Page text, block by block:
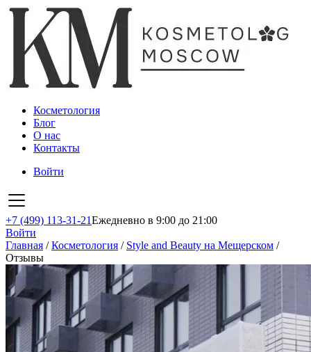
Косметология
Блог
О нас
Контакты
Войти
+7 (499) 113-31-21Ежедневно в 9:00 до 21:00
Войти
Главная /Косметология / Style and Beauty на Мещерском /
Отзывы